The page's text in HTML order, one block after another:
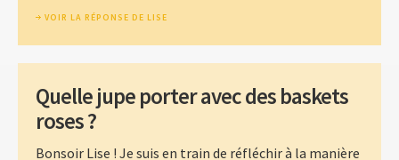
VOIR LA RÉPONSE DE LISE
Quelle jupe porter avec des baskets
roses ?
Bonsoir Lise ! Je suis en train de réfléchir à la manière